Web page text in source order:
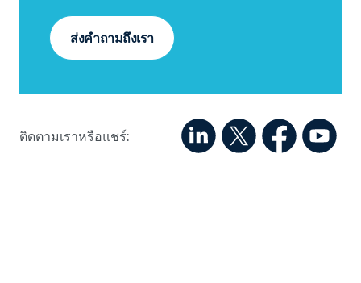
ส่งคำถามถึงเรา
ติดตามเราหรือแชร์: